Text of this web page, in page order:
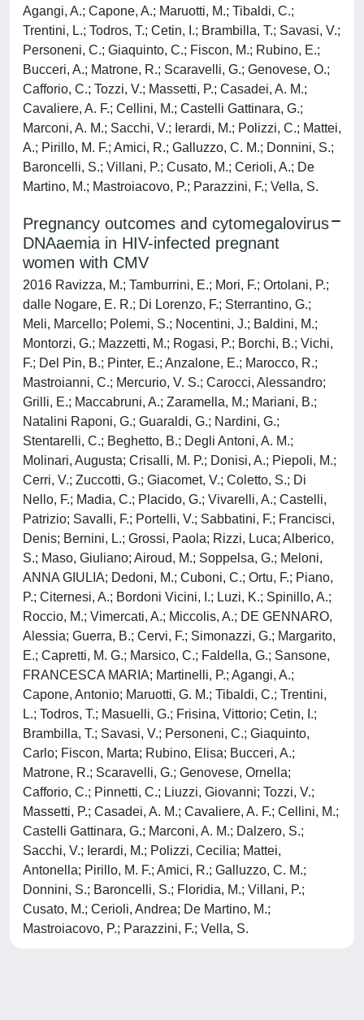
Agangi, A.; Capone, A.; Maruotti, M.; Tibaldi, C.;
Trentini, L.; Todros, T.; Cetin, I.; Brambilla, T.; Savasi, V.;
Personeni, C.; Giaquinto, C.; Fiscon, M.; Rubino, E.;
Bucceri, A.; Matrone, R.; Scaravelli, G.; Genovese, O.;
Cafforio, C.; Tozzi, V.; Massetti, P.; Casadei, A. M.;
Cavaliere, A. F.; Cellini, M.; Castelli Gattinara, G.;
Marconi, A. M.; Sacchi, V.; Ierardi, M.; Polizzi, C.; Mattei,
A.; Pirillo, M. F.; Amici, R.; Galluzzo, C. M.; Donnini, S.;
Baroncelli, S.; Villani, P.; Cusato, M.; Cerioli, A.; De
Martino, M.; Mastroiacovo, P.; Parazzini, F.; Vella, S.
Pregnancy outcomes and cytomegalovirus
DNAaemia in HIV-infected pregnant
women with CMV
2016 Ravizza, M.; Tamburrini, E.; Mori, F.; Ortolani, P.;
dalle Nogare, E. R.; Di Lorenzo, F.; Sterrantino, G.;
Meli, Marcello; Polemi, S.; Nocentini, J.; Baldini, M.;
Montorzi, G.; Mazzetti, M.; Rogasi, P.; Borchi, B.; Vichi,
F.; Del Pin, B.; Pinter, E.; Anzalone, E.; Marocco, R.;
Mastroianni, C.; Mercurio, V. S.; Carocci, Alessandro;
Grilli, E.; Maccabruni, A.; Zaramella, M.; Mariani, B.;
Natalini Raponi, G.; Guaraldi, G.; Nardini, G.;
Stentarelli, C.; Beghetto, B.; Degli Antoni, A. M.;
Molinari, Augusta; Crisalli, M. P.; Donisi, A.; Piepoli, M.;
Cerri, V.; Zuccotti, G.; Giacomet, V.; Coletto, S.; Di
Nello, F.; Madia, C.; Placido, G.; Vivarelli, A.; Castelli,
Patrizio; Savalli, F.; Portelli, V.; Sabbatini, F.; Francisci,
Denis; Bernini, L.; Grossi, Paola; Rizzi, Luca; Alberico,
S.; Maso, Giuliano; Airoud, M.; Soppelsa, G.; Meloni,
ANNA GIULIA; Dedoni, M.; Cuboni, C.; Ortu, F.; Piano,
P.; Citernesi, A.; Bordoni Vicini, I.; Luzi, K.; Spinillo, A.;
Roccio, M.; Vimercati, A.; Miccolis, A.; DE GENNARO,
Alessia; Guerra, B.; Cervi, F.; Simonazzi, G.; Margarito,
E.; Capretti, M. G.; Marsico, C.; Faldella, G.; Sansone,
FRANCESCA MARIA; Martinelli, P.; Agangi, A.;
Capone, Antonio; Maruotti, G. M.; Tibaldi, C.; Trentini,
L.; Todros, T.; Masuelli, G.; Frisina, Vittorio; Cetin, I.;
Brambilla, T.; Savasi, V.; Personeni, C.; Giaquinto,
Carlo; Fiscon, Marta; Rubino, Elisa; Bucceri, A.;
Matrone, R.; Scaravelli, G.; Genovese, Ornella;
Cafforio, C.; Pinnetti, C.; Liuzzi, Giovanni; Tozzi, V.;
Massetti, P.; Casadei, A. M.; Cavaliere, A. F.; Cellini, M.;
Castelli Gattinara, G.; Marconi, A. M.; Dalzero, S.;
Sacchi, V.; Ierardi, M.; Polizzi, Cecilia; Mattei,
Antonella; Pirillo, M. F.; Amici, R.; Galluzzo, C. M.;
Donnini, S.; Baroncelli, S.; Floridia, M.; Villani, P.;
Cusato, M.; Cerioli, Andrea; De Martino, M.;
Mastroiacovo, P.; Parazzini, F.; Vella, S.